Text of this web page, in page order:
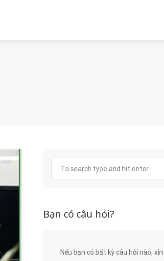
Bạn có câu hỏi?
Nếu bạn có bất kỳ câu hỏi nào,